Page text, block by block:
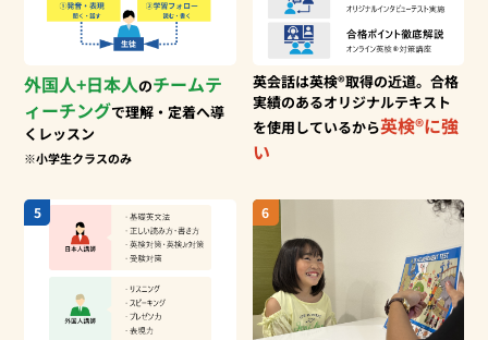
外国人+日本人のチームテ
ィーチングで理解・定着へ導
くレッスン
※小学生クラスのみ
英会話は英検®取得の近道。合格
実績のあるオリジナルテキスト
を使用しているから英検®に強
い
5 6